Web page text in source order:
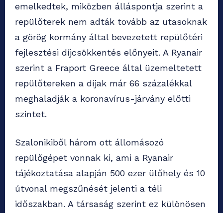
emelkedtek, miközben álláspontja szerint a
repülőterek nem adták tovább az utasoknak
a görög kormány által bevezetett repülőtéri
fejlesztési díjcsökkentés előnyeit. A Ryanair
szerint a Fraport Greece által üzemeltetett
repülőtereken a díjak már 66 százalékkal
meghaladják a koronavírus-járvány előtti
szintet.
Szalonikiből három ott állomásozó
repülőgépet vonnak ki, ami a Ryanair
tájékoztatása alapján 500 ezer ülőhely és 10
útvonal megszűnését jelenti a téli
időszakban. A társaság szerint ez különösen